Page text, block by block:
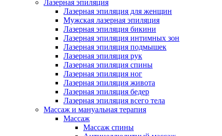
Лазерная эпиляция
Лазерная эпиляция для женщин
Мужская лазерная эпиляция
Лазерная эпиляция бикини
Лазерная эпиляция интимных зон
Лазерная эпиляция подмышек
Лазерная эпиляция рук
Лазерная эпиляция спины
Лазерная эпиляция ног
Лазерная эпиляция живота
Лазерная эпиляция бедер
Лазерная эпиляция всего тела
Массаж и мануальная терапия
Массаж
Массаж спины